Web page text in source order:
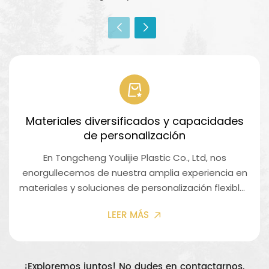
Materiales diversificados y capacidades
de personalización
En Tongcheng Youlijie Plastic Co., Ltd, nos
enorgullecemos de nuestra amplia experiencia en
materiales y soluciones de personalización flexibles
clientes en diversas industrias. Amplia gama de
densidad (LDPE) para flexibilidad y resistencia al
LEER MÁS